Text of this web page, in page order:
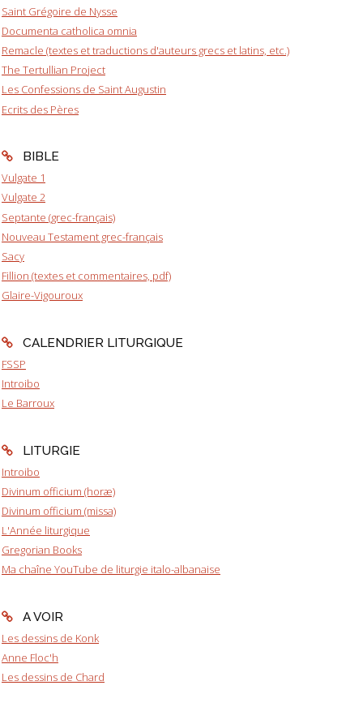
Saint Grégoire de Nysse
Documenta catholica omnia
Remacle (textes et traductions d'auteurs grecs et latins, etc.)
The Tertullian Project
Les Confessions de Saint Augustin
Ecrits des Pères
BIBLE
Vulgate 1
Vulgate 2
Septante (grec-français)
Nouveau Testament grec-français
Sacy
Fillion (textes et commentaires, pdf)
Glaire-Vigouroux
CALENDRIER LITURGIQUE
FSSP
Introibo
Le Barroux
LITURGIE
Introibo
Divinum officium (horæ)
Divinum officium (missa)
L'Année liturgique
Gregorian Books
Ma chaîne YouTube de liturgie italo-albanaise
A VOIR
Les dessins de Konk
Anne Floc'h
Les dessins de Chard